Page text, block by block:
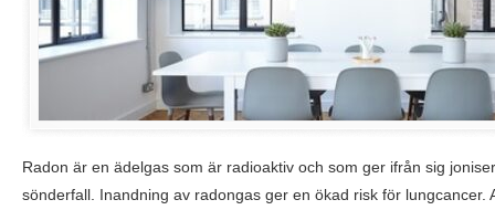
Radon är en ädelgas som är radioaktiv och som ger ifrån sig
sönderfall. Inandning av radongas ger en ökad risk för lungcancer.